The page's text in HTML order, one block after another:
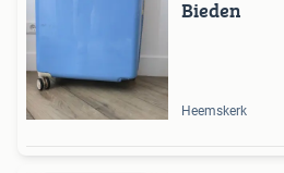
Bieden
Heemskerk